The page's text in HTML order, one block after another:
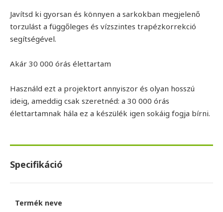
Javítsd ki gyorsan és könnyen a sarkokban megjelenő
torzulást a függőleges és vízszintes trapézkorrekció
segítségével.
Akár 30 000 órás élettartam
Használd ezt a projektort annyiszor és olyan hosszú
ideig, ameddig csak szeretnéd: a 30 000 órás
élettartamnak hála ez a készülék igen sokáig fogja bírni.
Specifikáció
Termék neve